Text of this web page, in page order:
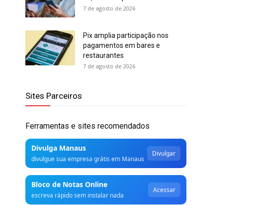
7 de agosto de 2026
Pix amplia participação nos
pagamentos em bares e
restaurantes
7 de agosto de 2026
Sites Parceiros
Ferramentas e sites recomendados
Divulga Manaus
divulgue sua empresa grátis em Manaus
Divulgar
Bloco de Notas Online
escreva rápido sem instalar nada
Acessar